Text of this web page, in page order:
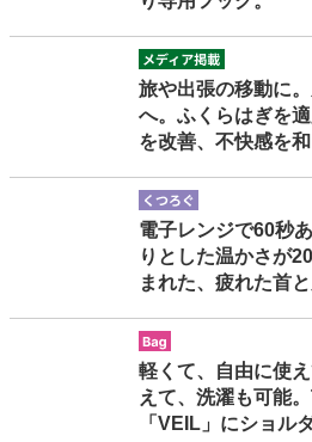
旅や出張の移動に
へ。ふくらはぎを
を改善、不快感を
電子レンジで60秒
りとした温かさが
まれた、疲れた首
軽くて、自由に使
えて、洗濯も可能
「VEIL」にショル